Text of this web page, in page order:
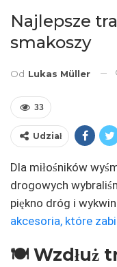
Najlepsze
smakoszy
Od Lukas Müller
33
Udział
Dla miłośników
drogowych
piękno dróg i
akcesoria, które
🍽️ Wzdłuż